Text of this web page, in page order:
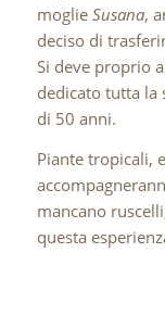
moglie Susana,
deciso di
Si deve proprio
dedicato tutta la
di 50 anni.
Piante tropicali,
mancano
questa